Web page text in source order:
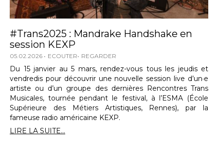
#Trans2025 : Mandrake Handshake en
session KEXP
05.02.2026 ECOUTER REGARDER
Du 15 janvier au 5 mars, rendez-vous tous les jeudis et
vendredis pour découvrir une nouvelle session live d’un·e
artiste ou d’un groupe des dernières Rencontres Trans
Musicales, tournée pendant le festival, à l’ESMA (École
Supérieure des Métiers Artistiques, Rennes), par la
fameuse radio américaine KEXP.
LIRE LA SUITE...